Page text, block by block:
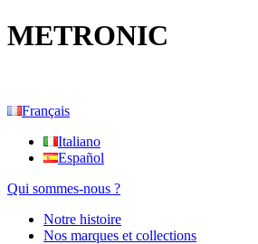
METRONIC
Français
Italiano
Español
Qui sommes-nous ?
Notre histoire
Nos marques et collections